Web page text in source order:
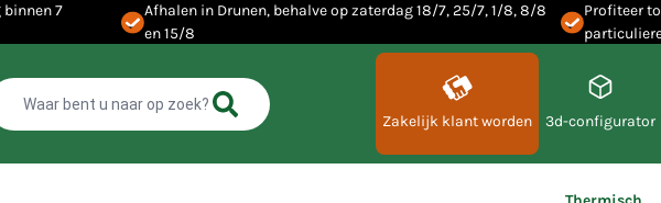
binnen 7
Afhalen in Drunen, behalve op zaterdag 18/7, 25/7, 1/8, 8/8
en 15/8
Profiteer
Zakelijk klant worden 3d-configurator